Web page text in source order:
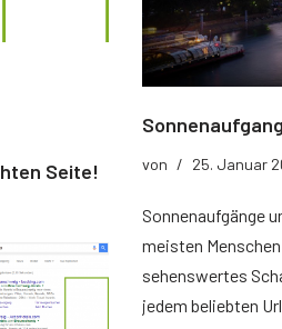
Seite! von 25. Januar
Sonnenaufgänge
meisten
sehenswertes
jedem beliebten